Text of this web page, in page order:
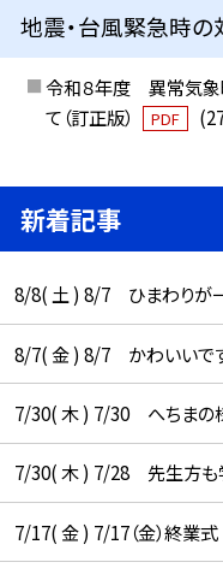
地震・台風緊急時の
令和８年度 異常気象
て（訂正版）
PDF
新着記事
8/8( 土 ) 8/7 ひまわりが
8/7( 金 ) 8/7 かわいいで
7/30( 木 ) 7/30 へちまの
7/30( 木 ) 7/28 先生方も
7/17( 金 ) 7/17（金）終業式